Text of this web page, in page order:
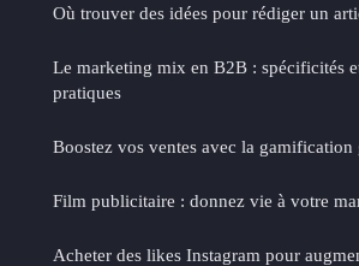
Où trouver des idées pour rédiger un
Le marketing mix en B2B : spécificités
pratiques
Boostez vos ventes avec la gamification
Film publicitaire : donnez vie à votre
Acheter des likes Instagram pour